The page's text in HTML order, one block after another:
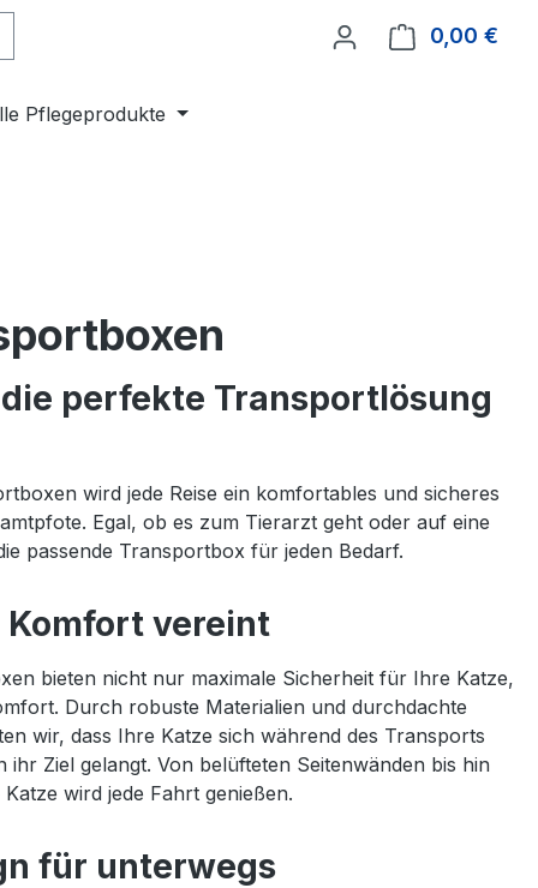
0,00 €
Pflegeprodukte
perfekte Transportlösung
wird jede Reise ein komfortables und sicheres
Egal, ob es zum Tierarzt geht oder auf eine
passende Transportbox für jeden Bedarf.
vereint
bieten nicht nur maximale Sicherheit für Ihre Katze,
Durch robuste Materialien und durchdachte
wir, dass Ihre Katze sich während des Transports
Ziel gelangt. Von belüfteten Seitenwänden bis hin
wird jede Fahrt genießen.
für unterwegs